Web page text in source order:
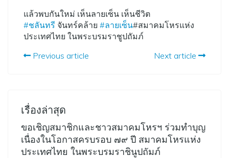
แล้วพบกันใหม่ เห็นลายเซ็น เห็นชีวิต
#ชลันทรี จันทร์คล้าย #ลายเซ็น#สมาคมโหรแห่ง
ประเทศไทย ในพระบรมราชูปถัมภ์
Previous article
Next article
เรื่องล่าสุด
ขอเชิญสมาชิกและชาวสมาคมโหรฯ ร่วมทำบุญ
เนื่องในโอกาสครบรอบ ๗๙ ปี สมาคมโหรแห่ง
ประเทศไทย ในพระบรมราชินูปถัมภ์